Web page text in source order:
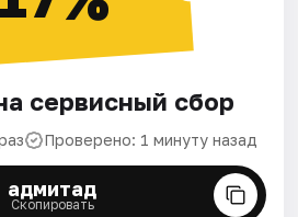
сервисный сбор
Проверено: 1 минуту назад
адмитад
Скопировать